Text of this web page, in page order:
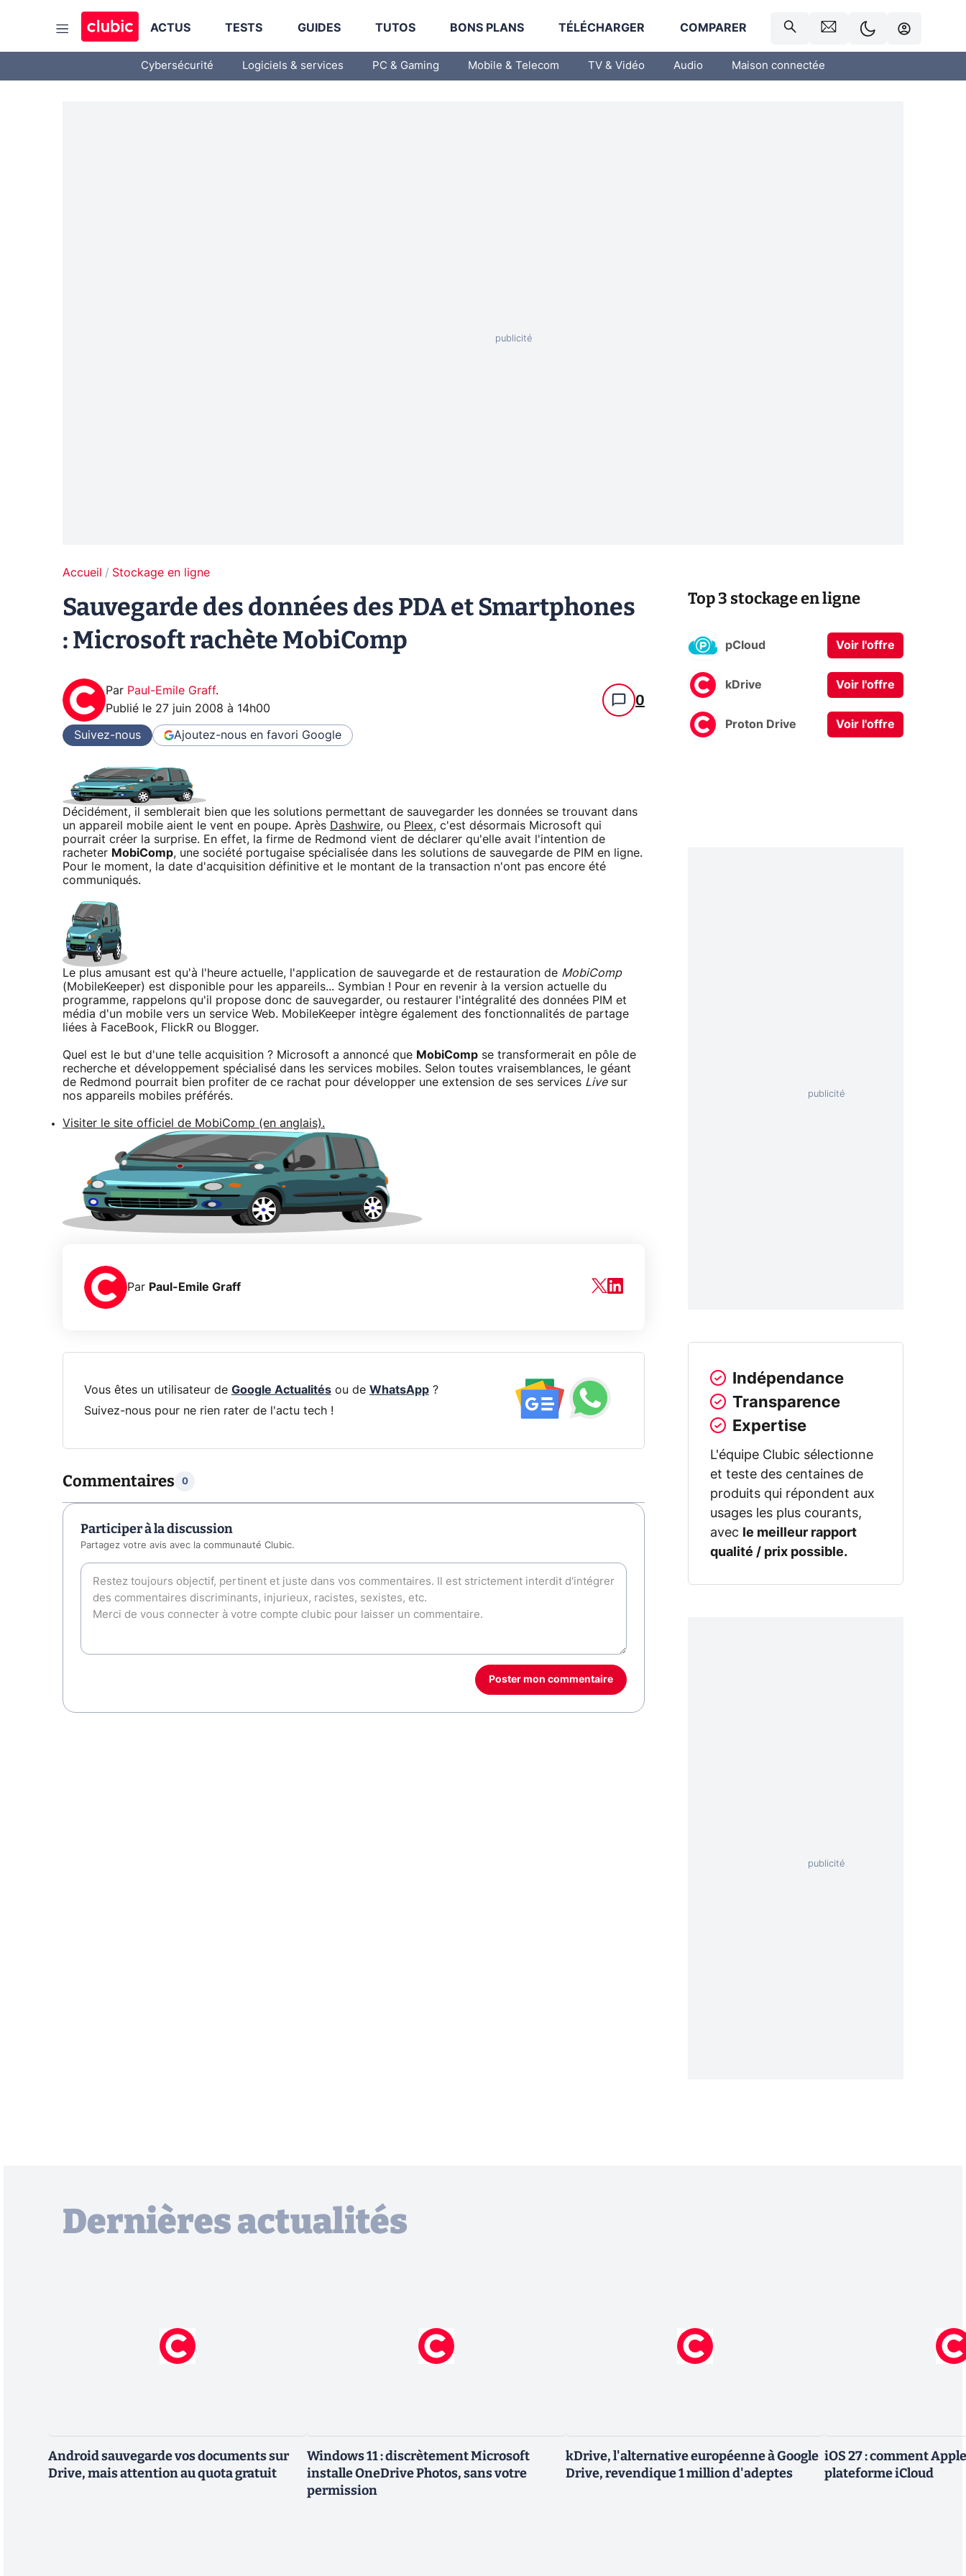
ACTUS TESTS GUIDES TUTOS BONS PLANS TÉLÉCHARGER COMPARER
Cybersécurité Logiciels & services PC & Gaming Mobile & Telecom TV & Vidéo Audio Maison connectée
Accueil Stockage en ligne
Sauvegarde des données des PDA et Smartphones
: Microsoft rachète MobiComp
Par Paul-Emile Graff.
Publié le 27 juin 2008 à 14h00 0
Suivez-nous Ajoutez-nous en favori Google
Décidément, il semblerait bien que les solutions permettant de sauvegarder les données se trouvant dans
un appareil mobile aient le vent en poupe. Après Dashwire, ou Pleex, c'est désormais Microsoft qui
pourrait créer la surprise. En effet, la firme de Redmond vient de déclarer qu'elle avait l'intention de
racheter MobiComp, une société portugaise spécialisée dans les solutions de sauvegarde de PIM en ligne.
Pour le moment, la date d'acquisition définitive et le montant de la transaction n'ont pas encore été
communiqués.
Le plus amusant est qu'à l'heure actuelle, l'application de sauvegarde et de restauration de MobiComp
(MobileKeeper) est disponible pour les appareils... Symbian ! Pour en revenir à la version actuelle du
programme, rappelons qu'il propose donc de sauvegarder, ou restaurer l'intégralité des données PIM et
média d'un mobile vers un service Web. MobileKeeper intègre également des fonctionnalités de partage
liées à FaceBook, FlickR ou Blogger.
Quel est le but d'une telle acquisition ? Microsoft a annoncé que MobiComp se transformerait en pôle de
recherche et développement spécialisé dans les services mobiles. Selon toutes vraisemblances, le géant
de Redmond pourrait bien profiter de ce rachat pour développer une extension de ses services Livesur
nos appareils mobiles préférés.
Visiter le site officiel de MobiComp (en anglais).
Par Paul-Emile Graff
Vous êtes un utilisateur de Google Actualitésou de WhatsApp?
Suivez-nous pour ne rien rater de l'actu tech !
Commentaires 0
Participer à la discussion
Partagez votre avis avec la communauté Clubic.
Poster mon commentaire
Top 3 stockage en ligne
pCloud Voir l'offre
kDrive Voir l'offre
Proton Drive Voir l'offre
Indépendance
Transparence
Expertise
L'équipe Clubic sélectionne
et teste des centaines de
produits qui répondent aux
usages les plus courants,
avec
le meilleur rapport
qualité / prix possible.
Dernières actualités
Android sauvegarde vos documents sur
Drive, mais attention au quota gratuit
Windows 11 : discrètement Microsoft
installe OneDrive Photos, sans votre
permission
kDrive, l'alternative européenne à Google
Drive, revendique 1 million d'adeptes
iOS 27 : comment
plateforme iCloud